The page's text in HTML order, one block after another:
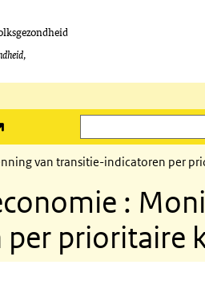
Zoeken
van transitie-indicatoren per
:
prioritaire